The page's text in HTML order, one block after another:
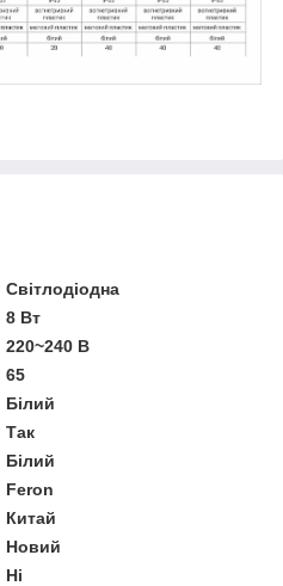
Світлодіодна
8 Вт
220~240 В
65
Білий
Так
Білий
Feron
Китай
Новий
Ні